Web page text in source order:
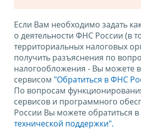
Если Вам необходимо задать
о деятельности ФНС России (в
территориальных налоговых
получить разъяснения по
налогообложения - Вы можете
сервисом "Обратиться в ФНС
По вопросам
сервисов и программного
России Вы можете обратиться в
технической поддержки".